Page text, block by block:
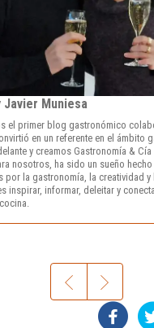
Javier Muniesa
el primer blog gastronómico
en un referente en el ámbito
y creamos Gastronomía & Cía
nosotros, ha sido un sueño
por la gastronomía, la creatividad
inspirar, informar, deleitar y